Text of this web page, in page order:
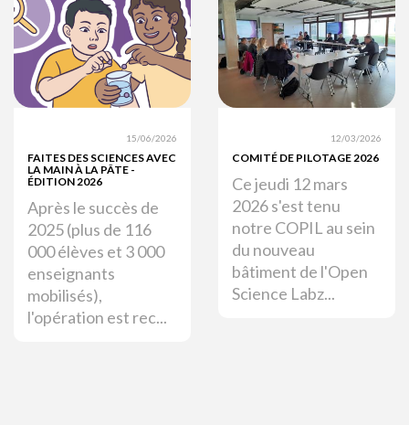
15/06/2026
FAITES DES SCIENCES AVEC
LA MAIN À LA PÂTE -
ÉDITION 2026
Après le succès de
2025 (plus de 116
000 élèves et 3 000
enseignants
mobilisés),
l'opération est rec...
12/03/2026
COMITÉ DE PILOTAGE 2026
Ce jeudi 12 mars
2026 s'est tenu
notre COPIL au sein
du nouveau
bâtiment de l'Open
Science Labz...